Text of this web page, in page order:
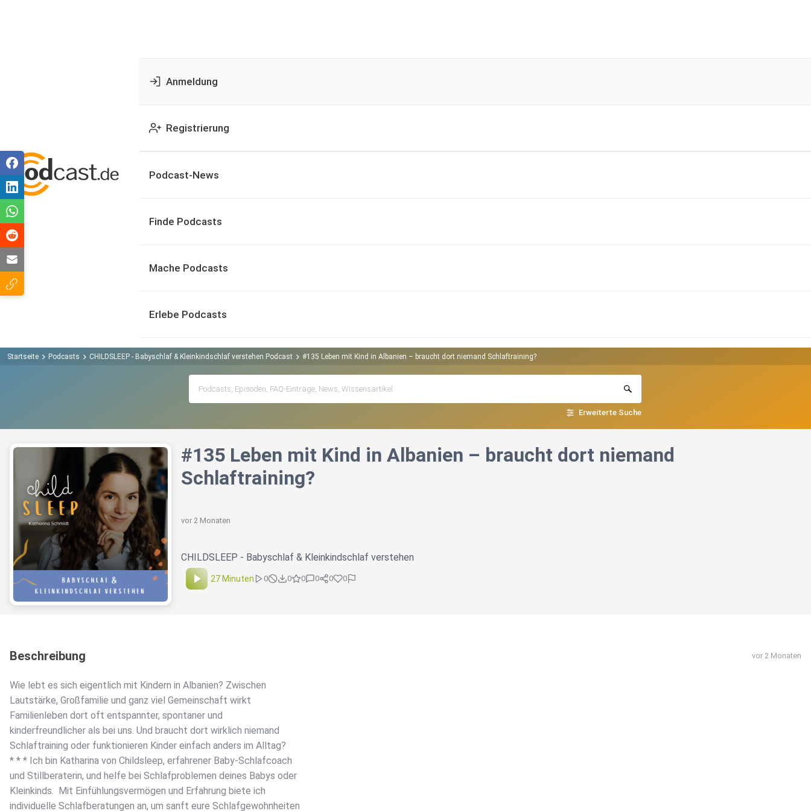
Anmeldung
Registrierung
Podcast-News
Finde Podcasts
Mache Podcasts
Erlebe Podcasts
Startseite Podcasts CHILDSLEEP - Babyschlaf & Kleinkindschlaf verstehen Podcast #135 Leben mit Kind in Albanien – braucht dort niemand Schlaftraining?
Erweiterte Suche
#135 Leben mit Kind in Albanien – braucht dort niemand
Schlaftraining?
vor 2 Monaten
CHILDSLEEP - Babyschlaf & Kleinkindschlaf verstehen
27 Minuten 0 0 0 0 0 0
Beschreibung vor 2 Monaten
Wie lebt es sich eigentlich mit Kindern in Albanien? Zwischen
Lautstärke, Großfamilie und ganz viel Gemeinschaft wirkt
Familienleben dort oft entspannter, spontaner und
kinderfreundlicher als bei uns. Und braucht dort wirklich niemand
Schlaftraining oder funktionieren Kinder einfach anders im Alltag?
* * * Ich bin Katharina von Childsleep, erfahrener Baby-Schlafcoach
und Stillberaterin, und helfe bei Schlafproblemen deines Babys oder
Kleinkinds. ️ Mit Einfühlungsvermögen und Erfahrung biete ich
individuelle Schlafberatungen an, um sanft eure Schlafgewohnheiten